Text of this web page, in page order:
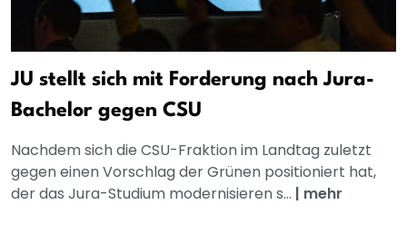
JU stellt sich mit Forderung nach Jura-
Bachelor gegen CSU
Nachdem sich die CSU-Fraktion im Landtag zuletzt
gegen einen Vorschlag der Grünen positioniert hat,
der das Jura-Studium modernisieren s... | mehr